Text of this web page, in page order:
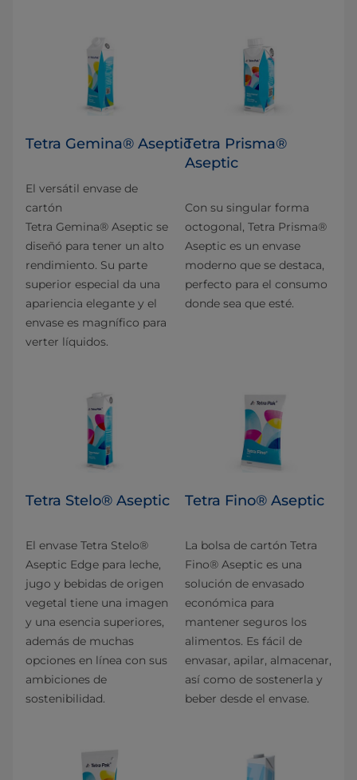
Tetra Gemina® Aseptic
El versátil envase de
cartón
Tetra Gemina® Aseptic se
diseñó para tener un alto
rendimiento. Su parte
superior especial da una
apariencia elegante y el
envase es magnífico para
verter líquidos.
Tetra Prisma®
Aseptic
Con su singular forma
octogonal, Tetra Prisma®
Aseptic es un envase
moderno que se destaca,
perfecto para el consumo
donde sea que esté.
Tetra Stelo® Aseptic
El envase Tetra Stelo®
Aseptic Edge para leche,
jugo y bebidas de origen
vegetal tiene una imagen
y una esencia superiores,
además de muchas
opciones en línea con sus
ambiciones de
sostenibilidad.
Tetra Fino® Aseptic
La bolsa de cartón Tetra
Fino® Aseptic es una
solución de envasado
económica para
mantener seguros los
alimentos. Es fácil de
envasar, apilar, almacenar,
así como de sostenerla y
beber desde el envase.